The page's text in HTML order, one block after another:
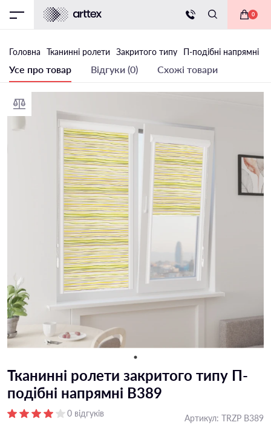
0
Головна Тканинні ролети Закритого типу П-подібні напрямні
Усе про товар Відгуки (0) Схожі товари
Тканинні ролети закритого типу П-
подiбні напрямні B389
0 відгуків Артикул: TRZP B389